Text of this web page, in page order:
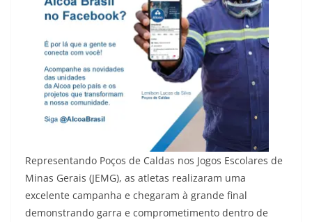
Representando Poços de Caldas nos Jogos Escolares de
Minas Gerais (JEMG), as atletas realizaram uma
excelente campanha e chegaram à grande final
demonstrando garra e comprometimento dentro de